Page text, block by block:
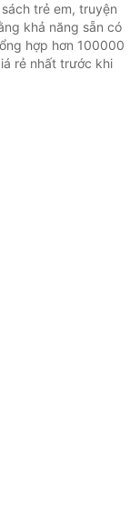
trẻ em, truyện
khả năng sẵn có
hợp hơn 100000
rẻ nhất trước khi